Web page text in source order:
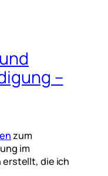
–
zum
im
erstellt, die ich